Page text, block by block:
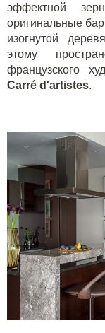
эффектной
оригинальные
изогнутой
этому
французского
Carré d'artistes.